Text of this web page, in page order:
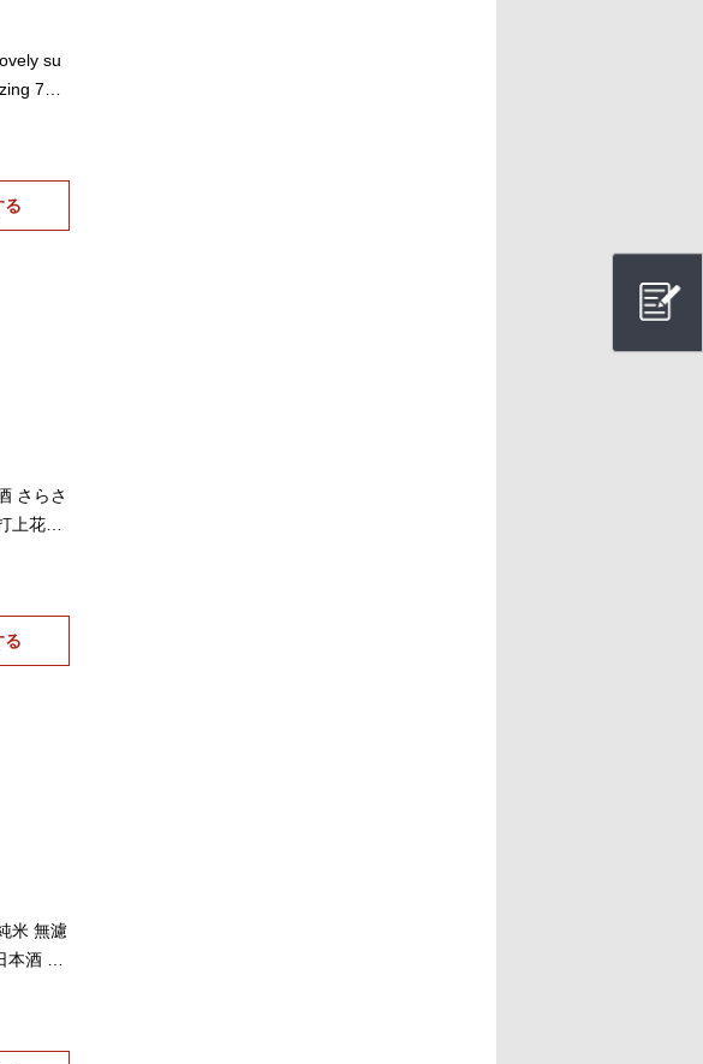
su
720
る
さらさ
上花火
曙酒
る
米 無濾
酒 福